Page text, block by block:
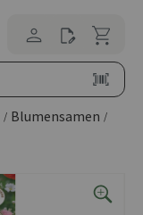
/ Blumensamen /